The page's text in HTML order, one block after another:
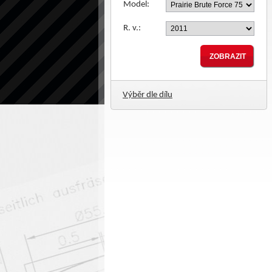
Model:
R. v.:
Výběr dle dílu